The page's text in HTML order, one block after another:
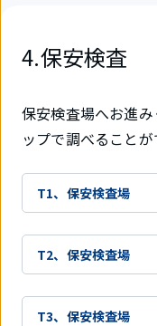
4.保安検査
保安検査場へお進
ップで調べることが
T1、保安検査場
T2、保安検査場
T3、保安検査場